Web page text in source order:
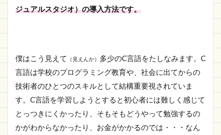
ごに
ジュアルスタジオ）の導入方法です。
僕はこう見えて （見えんか） 多少のC言語をたしなみます。C
言語は学校のプログラミング教育や、社会に出てからの
技術者のひとつのスキルとして結構重要視されていま
す。C言語を学習しようとすると初心者には難しく感じて
とっつきにくかったり、そもそもどうやって勉強するの
かがわからなかったり、お金がかかるのでは・・・なん